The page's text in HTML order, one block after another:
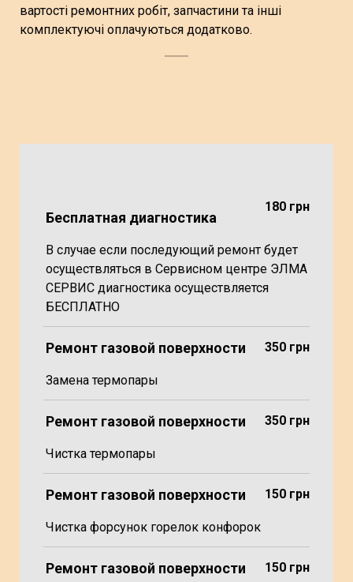
вартості ремонтних робіт, запчастини та інші
комплектуючі оплачуються додатково.
Бесплатная диагностика
180 грн
В случае если последующий ремонт будет
осуществляться в Сервисном центре ЭЛМА
СЕРВИС диагностика осуществляется
БЕСПЛАТНО
Ремонт газовой поверхности 350 грн
Замена термопары
Ремонт газовой поверхности 350 грн
Чистка термопары
Ремонт газовой поверхности 150 грн
Чистка форсунок горелок конфорок
Ремонт газовой поверхности 150 грн